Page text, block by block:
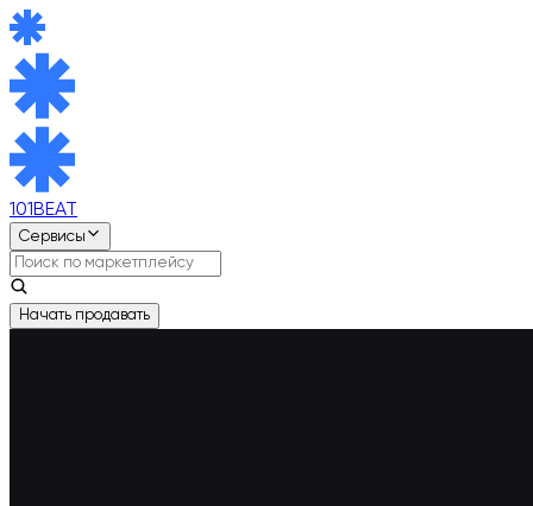
101BEAT
Сервисы
Начать продавать